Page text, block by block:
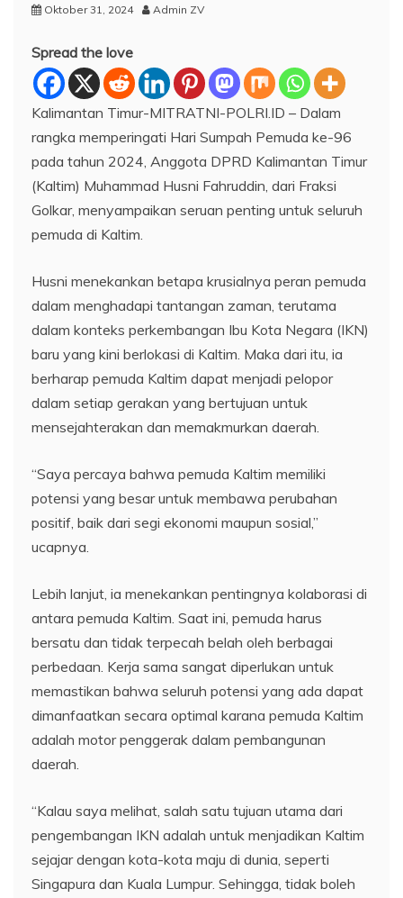
Oktober 31, 2024 Admin ZV
Spread the love
Kalimantan Timur-MITRATNI-POLRI.ID – Dalam
rangka memperingati Hari Sumpah Pemuda ke-96
pada tahun 2024, Anggota DPRD Kalimantan Timur
(Kaltim) Muhammad Husni Fahruddin, dari Fraksi
Golkar, menyampaikan seruan penting untuk seluruh
pemuda di Kaltim.
Husni menekankan betapa krusialnya peran pemuda
dalam menghadapi tantangan zaman, terutama
dalam konteks perkembangan Ibu Kota Negara (IKN)
baru yang kini berlokasi di Kaltim. Maka dari itu, ia
berharap pemuda Kaltim dapat menjadi pelopor
dalam setiap gerakan yang bertujuan untuk
mensejahterakan dan memakmurkan daerah.
“Saya percaya bahwa pemuda Kaltim memiliki
potensi yang besar untuk membawa perubahan
positif, baik dari segi ekonomi maupun sosial,”
ucapnya.
Lebih lanjut, ia menekankan pentingnya kolaborasi di
antara pemuda Kaltim. Saat ini, pemuda harus
bersatu dan tidak terpecah belah oleh berbagai
perbedaan. Kerja sama sangat diperlukan untuk
memastikan bahwa seluruh potensi yang ada dapat
dimanfaatkan secara optimal karana pemuda Kaltim
adalah motor penggerak dalam pembangunan
daerah.
“Kalau saya melihat, salah satu tujuan utama dari
pengembangan IKN adalah untuk menjadikan Kaltim
sejajar dengan kota-kota maju di dunia, seperti
Singapura dan Kuala Lumpur. Sehingga, tidak boleh